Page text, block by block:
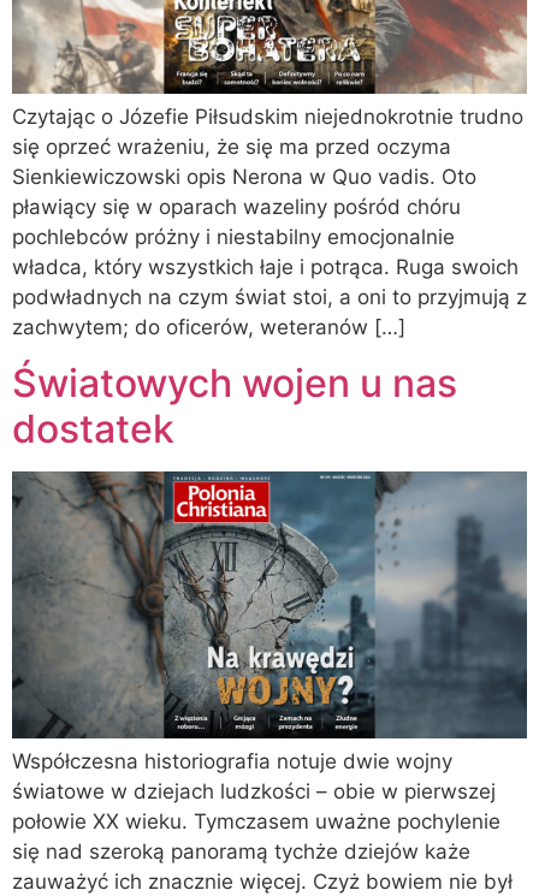
Czytając o Józefie Piłsudskim niejednokrotnie trudno
się oprzeć wrażeniu, że się ma przed oczyma
Sienkiewiczowski opis Nerona w Quo vadis. Oto
pławiący się w oparach wazeliny pośród chóru
pochlebców próżny i niestabilny emocjonalnie
władca, który wszystkich łaje i potrąca. Ruga swoich
podwładnych na czym świat stoi, a oni to przyjmują z
zachwytem; do oficerów, weteranów […]
Światowych wojen u nas
dostatek
Współczesna historiografia notuje dwie wojny
światowe w dziejach ludzkości – obie w pierwszej
połowie XX wieku. Tymczasem uważne pochylenie
się nad szeroką panoramą tychże dziejów każe
zauważyć ich znacznie więcej. Czyż bowiem nie był